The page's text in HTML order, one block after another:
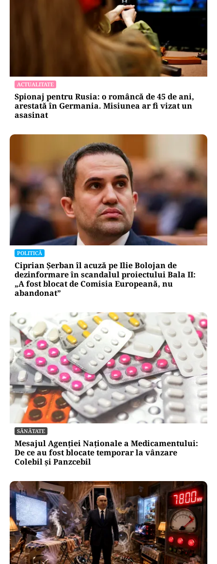
ACTUALITATE
Spionaj pentru Rusia: o româncă de 45 de ani,
arestată în Germania. Misiunea ar fi vizat un
asasinat
POLITICĂ
Ciprian Șerban îl acuză pe Ilie Bolojan de
dezinformare în scandalul proiectului Bala II:
„A fost blocat de Comisia Europeană, nu
abandonat”
SĂNĂTATE
Mesajul Agenției Naționale a Medicamentului:
De ce au fost blocate temporar la vânzare
Colebil și Panzcebil